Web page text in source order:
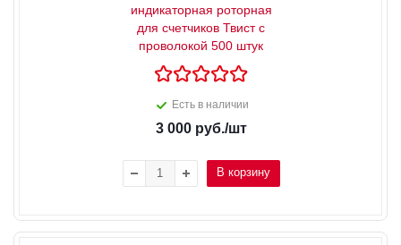
индикаторная роторная
для счетчиков Твист с
проволокой 500 штук
Есть в наличии
3 000руб./шт
В корзину